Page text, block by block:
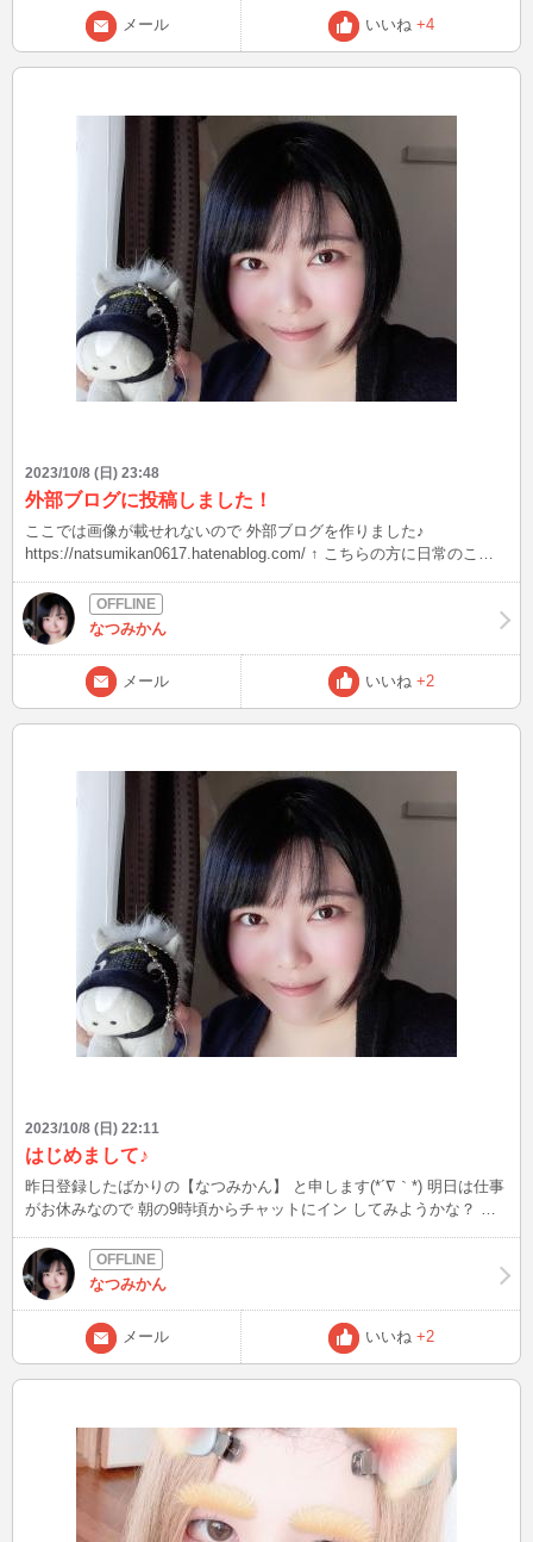
と、目の前のことで感情的になってイライラしてましたwww 自分が
正しいと思ってて、プライド高いから認めたくなかったんでしょう。
今まで思い通りに行ったから、自分中心に物事が進むと思ってたんで
考えることもできない、上から目線で相手が傷つく言い方する傲慢な
は、私より後から入った子が新人トレーナーに任されたり。(信用無
い私は任されないwww) 私の方が先に入社してるのに、経験値高いの
になんで…？ と思ってましたが、今思い返すと私が悪かったなぁ
10/9(月)23:59～です！ どうぞ、秋晴れの空をお楽しみくださいませ^^
メール いいね +4
2023/10/8 (日) 23:48
外部ブログに投稿しました！
ここでは画像が載せれないので 外部ブログを作りました♪
https://natsumikan0617.hatenablog.com/ ↑ こちらの方に日常のこと
インするとき などに使用します(*´∇｀*)
なつみかん
メール いいね +2
2023/10/8 (日) 22:11
はじめまして♪
昨日登録したばかりの【なつみかん】 と申します(*´∇｀*) 明日は仕事
がお休みなので 朝の9時頃からチャットにイン してみようかな？ と
記に写真貼ろうとしたら 全く画像が表示されなくて 困ったな… これ
からも日記は書いていきますので 読んでもらえると喜びます♡
なつみかん
メール いいね +2